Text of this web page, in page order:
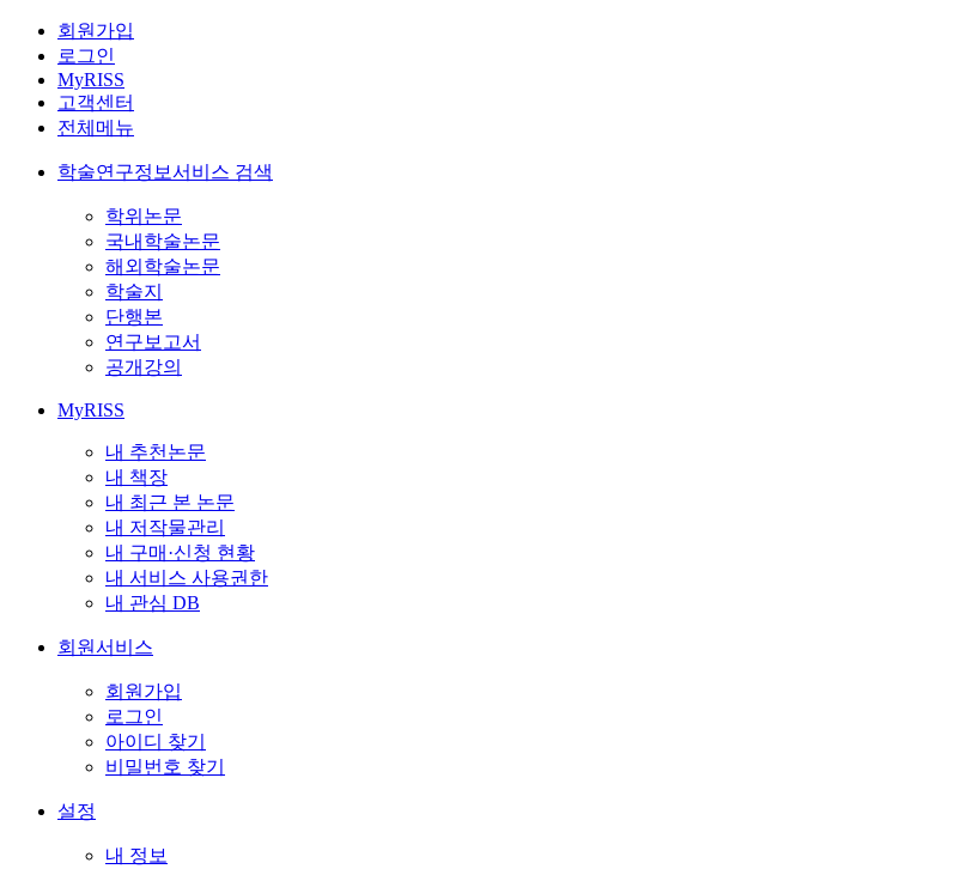
회원가입
로그인
MyRISS
고객센터
전체메뉴
학술연구정보서비스 검색
학위논문
국내학술논문
해외학술논문
학술지
단행본
연구보고서
공개강의
MyRISS
내 추천논문
내 책장
내 최근 본 논문
내 저작물관리
내 구매·신청 현황
내 서비스 사용권한
내 관심 DB
회원서비스
회원가입
로그인
아이디 찾기
비밀번호 찾기
설정
내 정보